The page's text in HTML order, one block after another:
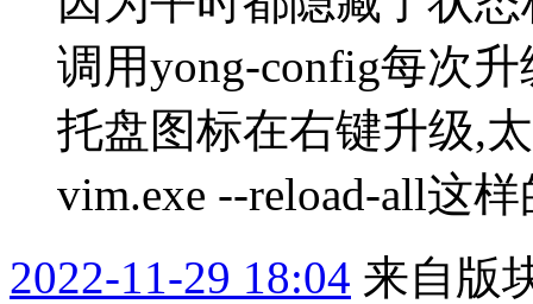
调用yong-config每次
托盘图标在右键升级,
vim.exe --reload-all这样
2022-11-29 18:04 来自版